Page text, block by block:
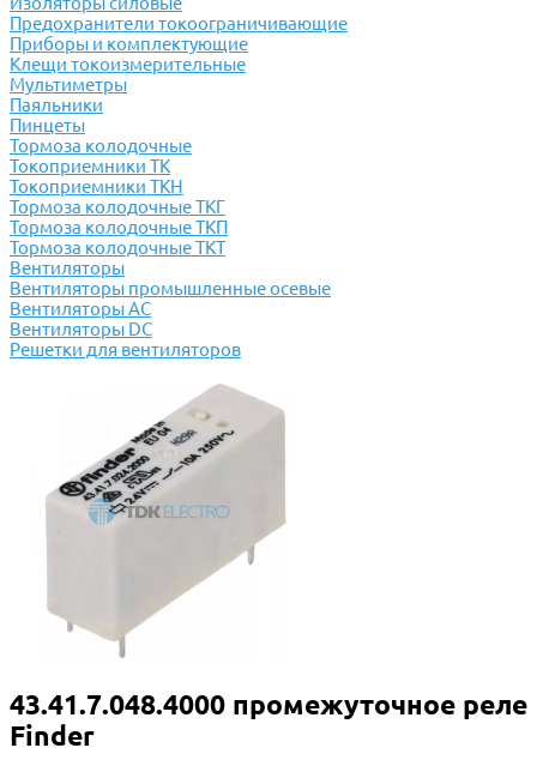
Предохранители токоограничивающие
Приборы и комплектующие
Клещи токоизмерительные
Мультиметры
Паяльники
Пинцеты
Тормоза колодочные
Токоприемники ТК
Токоприемники ТКН
Тормоза колодочные ТКГ
Тормоза колодочные ТКП
Тормоза колодочные ТКТ
Вентиляторы
Вентиляторы промышленные осевые
Вентиляторы АС
Вентиляторы DC
Решетки для вентиляторов
43.41.7.048.4000 промежуточное реле
Finder